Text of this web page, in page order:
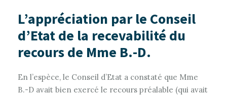
L’appréciation par le Conseil
d’Etat de la recevabilité du
recours de Mme B.-D.
En l’espèce, le Conseil d’Etat a constaté que Mme
B.-D avait bien exercé le recours préalable (qui avait